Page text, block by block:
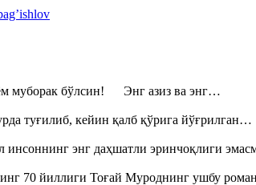
муборак бўлсин! Энг азиз ва энг…
туғилиб, кейин қалб қўрига йўғрилган…
энг даҳшатли эринчоқлиги
70 йиллиги Тоғай Муроднинг ушбу